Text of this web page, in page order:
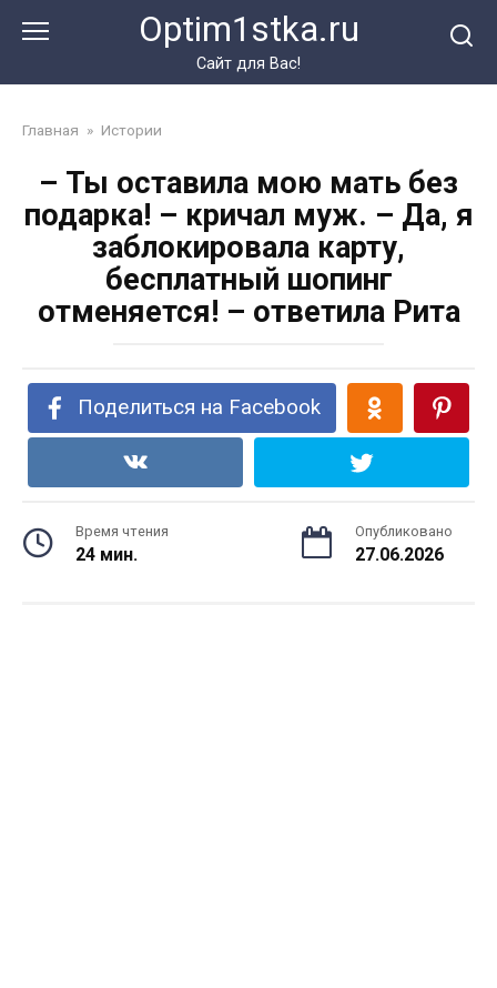
Optim1stka.ru
Сайт для Вас!
Главная » Истории
– Ты оставила мою мать без
подарка! – кричал муж. – Да, я
заблокировала карту,
бесплатный шопинг
отменяется! – ответила Рита
Поделиться на Facebook
Время чтения
24 мин.
Опубликовано
27.06.2026